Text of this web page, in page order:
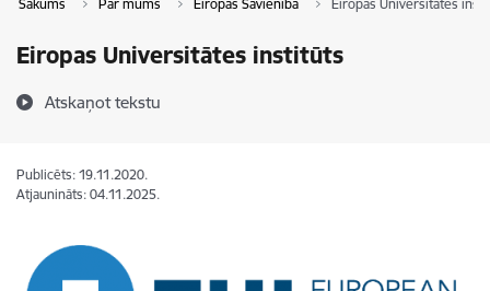
Sākums Par mums Eiropas Savienība Eiropas Universitātes
Eiropas Universitātes institūts
Atskaņot tekstu
Publicēts: 19.11.2020.
Atjaunināts: 04.11.2025.